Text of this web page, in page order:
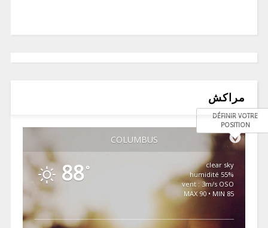
مراكش
COLUMBUS
DÉFINIR VOTRE
POSITION
88 °
clear sky
55% humidité
vent : 3m/s OSO
MAX 90 • MIN 85